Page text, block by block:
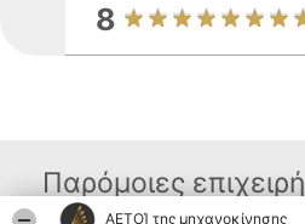
ΑΕΤΟΊ της μηχανοκίνησης
8
Παρόμοιες